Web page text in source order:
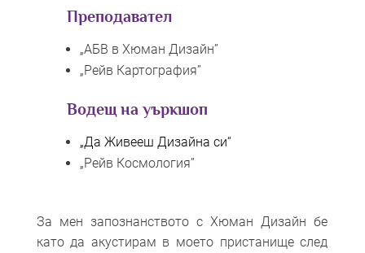
Преподавател
„АБВ в Хюман Дизайн”
„Рейв Картография”
Водещ на уъркшоп
„Да Живееш Дизайна си“
„Рейв Космология”
За мен запознанството с Хюман Дизайн бе
като да акустирам в моето пристанище след